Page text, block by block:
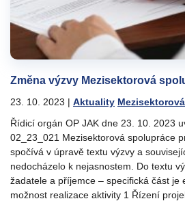
Změna výzvy Mezisektorová
23. 10. 2023 | Aktuality
Řídicí orgán OP JAK dne 23. 10. 2023
02_23_021 Mezisektorová spolupráce
spočívá v úpravě textu výzvy a
nedocházelo k nejasnostem. Do textu
žadatele a příjemce – specifická část je
možnost realizace aktivity 1 Řízení